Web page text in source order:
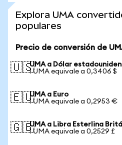
Explora UMA
populares
Precio de conversión de
🇺🇸UMA a Dólar
1 UMA equivale a 0,3406 $
🇪🇺UMA a Euro
1 UMA equivale a 0,2953 €
🇬🇧UMA a Libra Esterlina
1 UMA equivale a 0,2529 £